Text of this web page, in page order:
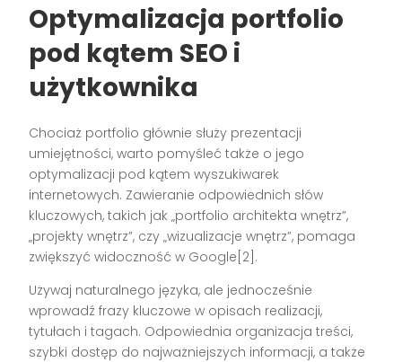
Optymalizacja portfolio
pod kątem SEO i
użytkownika
Chociaż portfolio głównie służy prezentacji
umiejętności, warto pomyśleć także o jego
optymalizacji pod kątem wyszukiwarek
internetowych. Zawieranie odpowiednich słów
kluczowych, takich jak „portfolio architekta wnętrz”,
„projekty wnętrz”, czy „wizualizacje wnętrz”, pomaga
zwiększyć widoczność w Google[2].
Używaj naturalnego języka, ale jednocześnie
wprowadź frazy kluczowe w opisach realizacji,
tytułach i tagach. Odpowiednia organizacja treści,
szybki dostęp do najważniejszych informacji, a także